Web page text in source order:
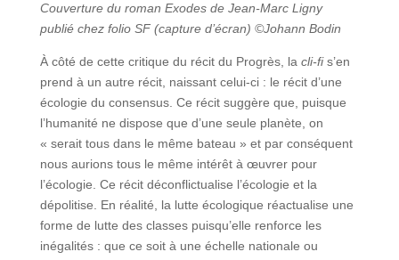
Couverture du roman Exodes de Jean-Marc Ligny
publié chez folio SF (capture d’écran) ©Johann Bodin
À côté de cette critique du récit du Progrès, la cli-fis’en
prend à un autre récit, naissant celui-ci : le récit d’une
écologie du consensus. Ce récit suggère que, puisque
l’humanité ne dispose que d’une seule planète, on
« serait tous dans le même bateau » et par conséquent
nous aurions tous le même intérêt à œuvrer pour
l’écologie. Ce récit déconflictualise l’écologie et la
dépolitise. En réalité, la lutte écologique réactualise une
forme de lutte des classes puisqu’elle renforce les
inégalités : que ce soit à une échelle nationale ou